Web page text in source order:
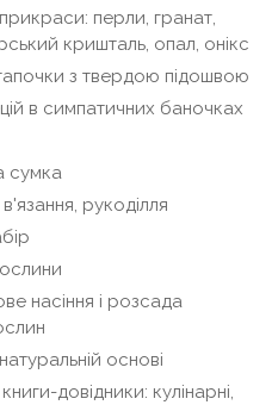
перли, гранат,
кришталь, опал, онікс
з твердою підошвою
в симпатичних баночках
сумка
рукоділля
насіння і розсада
основі
довідники: кулінарні,